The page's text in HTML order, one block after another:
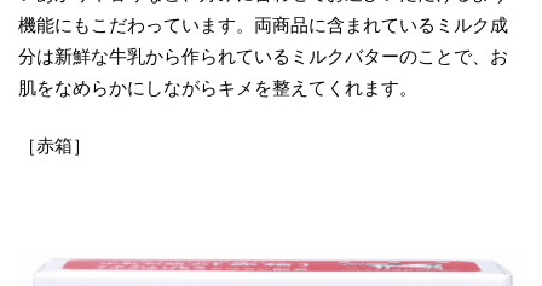
機能にもこだわっています。両商品に含まれているミルク成
分は新鮮な牛乳から作られているミルクバターのことで、お
肌をなめらかにしながらキメを整えてくれます。
［赤箱］